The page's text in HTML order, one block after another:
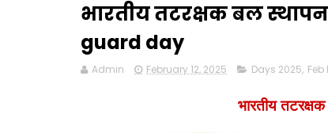
भारतीय तटरक्षक बल
guard day
Admin February 12, 2025 Days 2025, Feb
भारतीय